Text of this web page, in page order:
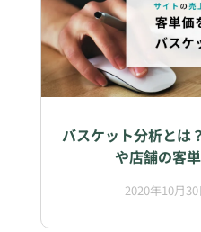
バスケット分析とは
や店舗の客
2020年10月30